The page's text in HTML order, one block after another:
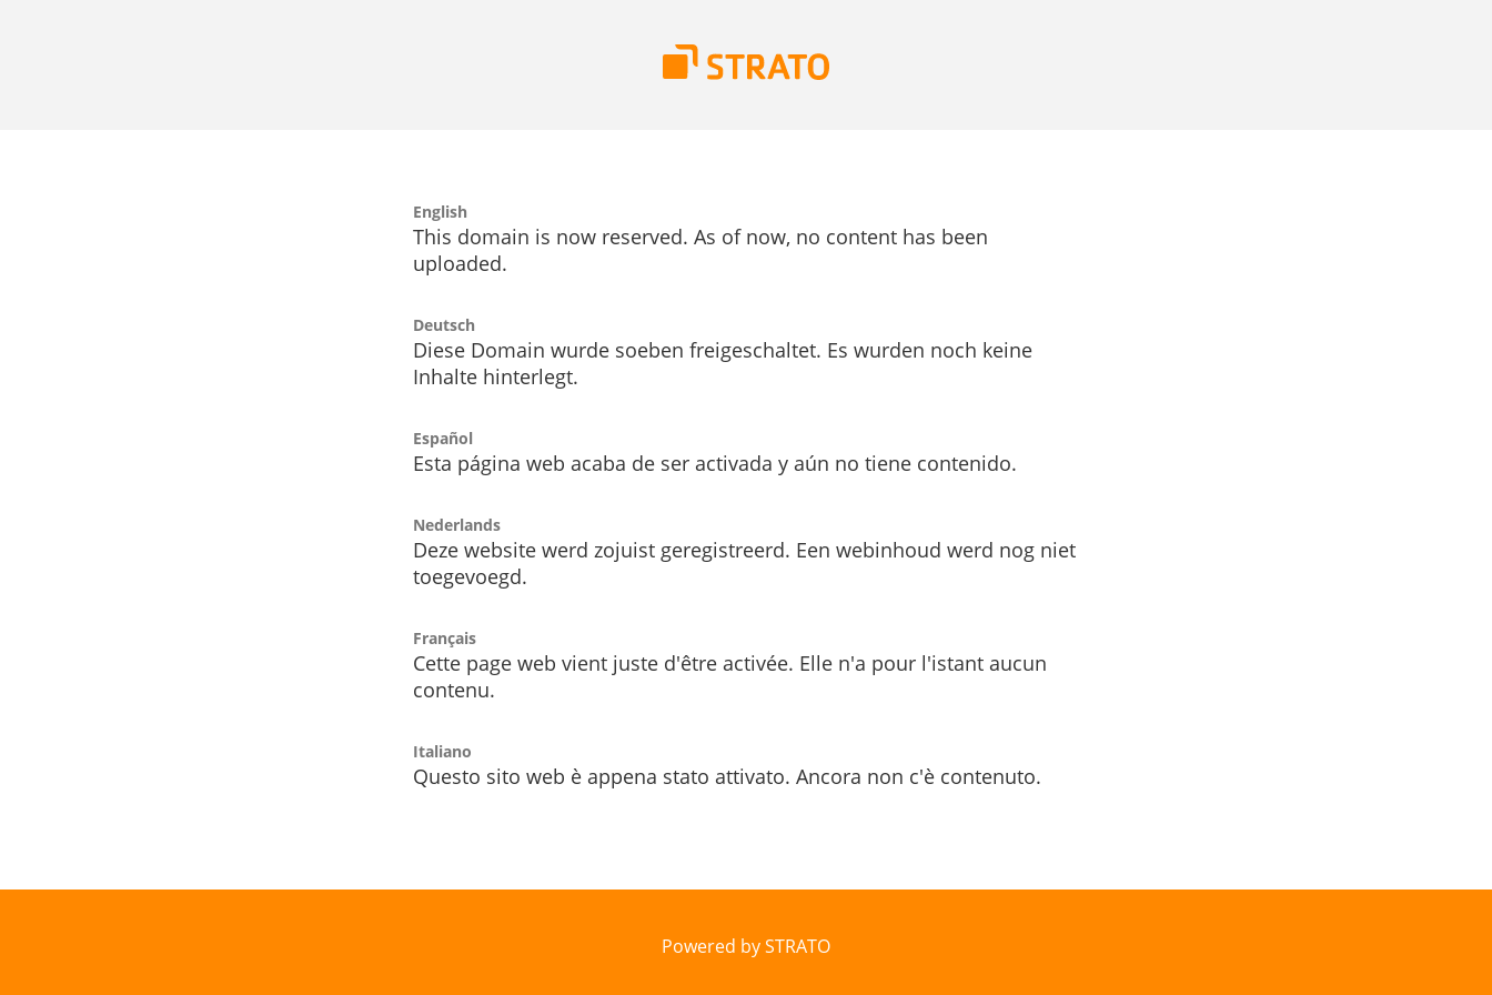
English
This domain is now reserved. As of now, no content has been
uploaded.
Deutsch
Diese Domain wurde soeben freigeschaltet. Es wurden noch keine
Inhalte hinterlegt.
Español
Esta página web acaba de ser activada y aún no tiene contenido.
Nederlands
Deze website werd zojuist geregistreerd. Een webinhoud werd nog niet
toegevoegd.
Français
Cette page web vient juste d'être activée. Elle n'a pour l'istant aucun
contenu.
Italiano
Questo sito web è appena stato attivato. Ancora non c'è contenuto.
Powered by STRATO